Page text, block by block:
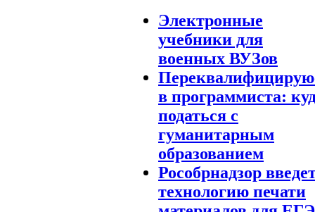
Электронные
учебники для
военных ВУЗов
в программиста:
податься с
гуманитарным
образованием
Рособрнадзор
технологию печати